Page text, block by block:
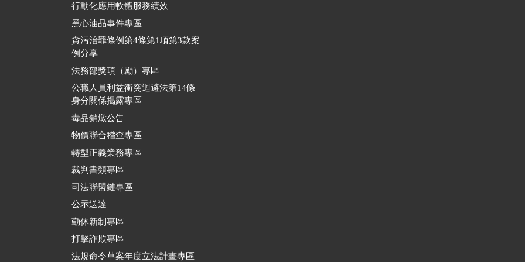
行動化應用軟體服務績效
黑心油品事件專區
貪污治罪條例第4條第1項第3款案
例分享
法務部獎項（勵）專區
公職人員利益衝突迴避法第14條
身分關係揭露專區
毒品銷燬公告
物價聯合稽查專區
轉型正義業務專區
裁判書類專區
司法聯盟鏈專區
公示送達
勤休新制專區
打擊詐欺專區
法規命令草案年度立法計畫專區